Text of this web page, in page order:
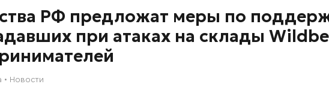
РФ предложат меры по
при атаках на склады
Новости